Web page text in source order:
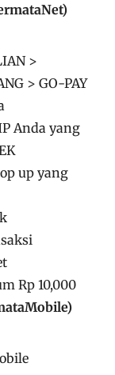
>
> GO-PAY
Anda yang
up yang
Rp 10,000